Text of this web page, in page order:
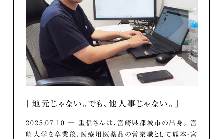
「地元じゃない。でも、他人事じゃない。」
2025.07.10 ― 重信さんは、宮崎県都城市の出身。 宮
崎大学を卒業後、医療用医薬品の営業職として熊本・宮